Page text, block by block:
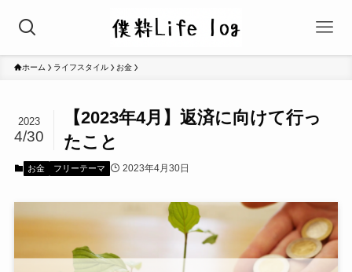
ホーム ライフスタイル お金
【2023年4月】返済に向けて行っ
たこと
2023
4/30
お金 フリーテーマ 2023年4月30日